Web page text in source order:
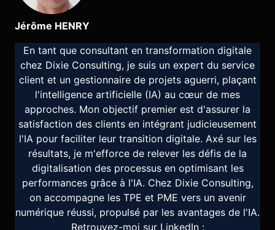
Jérôme HENRY
En tant que consultant en transformation digitale
chez Dixie Consulting, je suis un expert du service
client et un gestionnaire de projets aguerri, plaçant
l'intelligence artificielle (IA) au cœur de mes
approches. Mon objectif premier est d'assurer la
satisfaction des clients en intégrant judicieusement
l'IA pour faciliter leur transition digitale. Axé sur les
résultats, je m'efforce de relever les défis de la
digitalisation des processus en optimisant les
performances grâce à l'IA. Chez Dixie Consulting,
on accompagne les TPE et PME vers un avenir
numérique réussi, propulsé par les avantages de l'IA.
Retrouvez-moi sur LinkedIn :